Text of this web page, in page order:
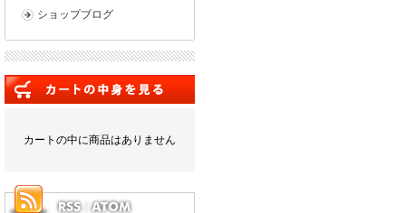
ショップブログ
カートの中に商品はありません